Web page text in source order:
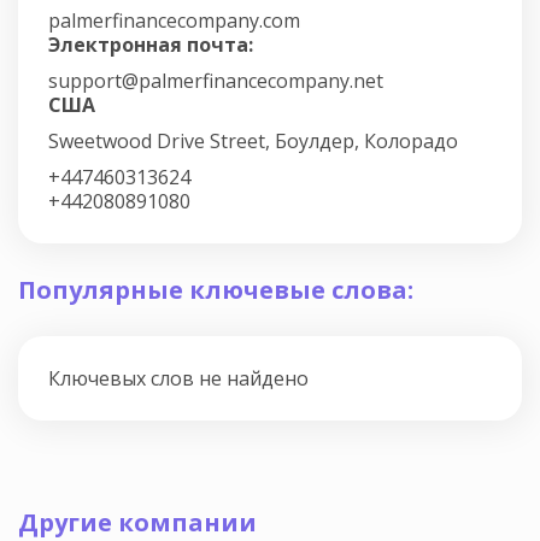
palmerfinancecompany.com
Электронная почта:
support@palmerfinancecompany.net
США
Sweetwood Drive Street, Боулдер, Колорадо
+447460313624
+442080891080
Популярные ключевые слова:
Ключевых слов не найдено
Другие компании